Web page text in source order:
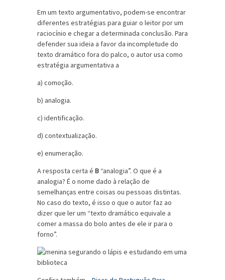
Em um texto argumentativo, podem-se encontrar
diferentes estratégias para guiar o leitor por um
raciocínio e chegar a determinada conclusão. Para
defender sua ideia a favor da incompletude do
texto dramático fora do palco, o autor usa como
estratégia argumentativa a
a) comoção.
b) analogia.
c) identificação.
d) contextualização.
e) enumeração.
A resposta certa é B “analogia”. O que é a
analogia? É o nome dado à relação de
semelhanças entre coisas ou pessoas distintas.
No caso do texto, é isso o que o autor faz ao
dizer que ler um “texto dramático equivale a
comer a massa do bolo antes de ele ir para o
forno”.